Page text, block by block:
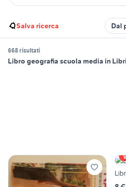
Salva ricerca Dal
668 risultati
Libro geografia scuola media in